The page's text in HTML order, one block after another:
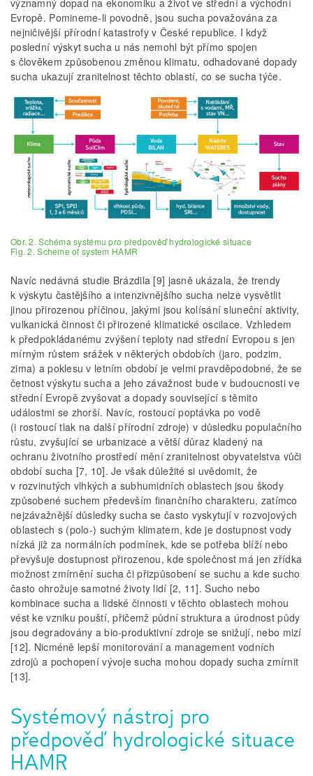
Evropě. Pomineme-li povodně, jsou sucha považována za
nejničivější přírodní katastrofy v České republice. I když
poslední výskyt sucha u nás nemohl být přímo spojen
s člověkem způsobenou změnou klimatu, odhadované dopady
sucha ukazují zranitelnost těchto oblastí, co se sucha týče.
Obr. 2. Schéma systému pro předpověď hydrologické situace
Fig. 2. Scheme of system HAMR
Navíc nedávná studie Brázdila [9] jasně ukázala, že trendy
k výskytu častějšího a intenzivnějšího sucha nelze vysvětlit
jinou přirozenou příčinou, jakými jsou kolísání sluneční aktivity,
vulkanická činnost či přirozené klimatické oscilace. Vzhledem
k předpokládanému zvýšení teploty nad střední Evropou s jen
mírným růstem srážek v některých obdobích (jaro, podzim,
zima) a poklesu v letním období je velmi pravděpodobné, že se
četnost výskytu sucha a jeho závažnost bude v budoucnosti ve
střední Evropě zvyšovat a dopady související s těmito
událostmi se zhorší. Navíc, rostoucí poptávka po vodě
(i rostoucí tlak na další přírodní zdroje) v důsledku populačního
růstu, zvyšující se urbanizace a větší důraz kladený na
ochranu životního prostředí mění zranitelnost obyvatelstva vůči
období sucha [7, 10]. Je však důležité si uvědomit, že
v rozvinutých vlhkých a subhumidních oblastech jsou škody
způsobené suchem především ﬁnančního charakteru, zatímco
nejzávažnější důsledky sucha se často vyskytují v rozvojových
oblastech s (polo-) suchým klimatem, kde je dostupnost vody
nízká již za normálních podmínek, kde se potřeba blíží nebo
převyšuje dostupnost přirozenou, kde společnost má jen zřídka
možnost zmírnění sucha či přizpůsobení se suchu a kde sucho
často ohrožuje samotné životy lidí [2, 11]. Sucho nebo
kombinace sucha a lidské činnosti v těchto oblastech mohou
vést ke vzniku pouští, přičemž půdní struktura a úrodnost půdy
jsou degradovány a bio-produktivní zdroje se snižují, nebo mizí
[12]. Nicméně lepší monitorování a management vodních
zdrojů a pochopení vývoje sucha mohou dopady sucha zmírnit
[13].
Systémový nástroj pro
předpověď hydrologické situace
HAMR